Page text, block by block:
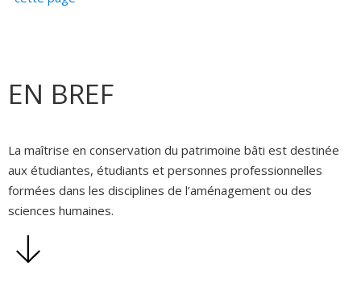
EN BREF
La maîtrise en conservation du patrimoine bâti est destinée
aux étudiantes, étudiants et personnes professionnelles
formées dans les disciplines de l’aménagement ou des
sciences humaines.